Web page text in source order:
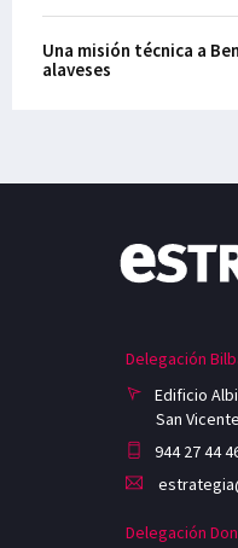
Una misión técnica a
alaveses
Delegación
Edificio
San
944 27 44
Delegación